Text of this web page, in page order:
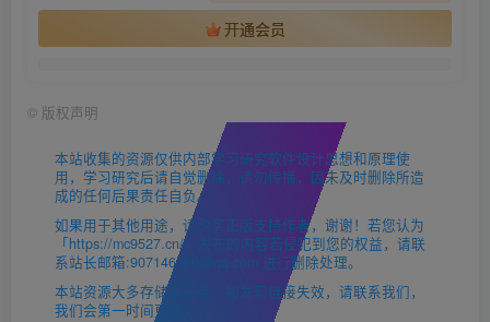
开通会员
© 版权声明
本站收集的资源仅供内部学习研究软件设计思想和原理使
用，学习研究后请自觉删除，请勿传播，因未及时删除所造
成的任何后果责任自负。
如果用于其他用途，请购买正版支持作者，谢谢！若您认为
「https://mc9527.cn/」发布的内容若侵犯到您的权益，请联
系站长邮箱:907146180@qq.com 进行删除处理。
本站资源大多存储在云盘，如发现链接失效，请联系我们，
我们会第一时间更新。